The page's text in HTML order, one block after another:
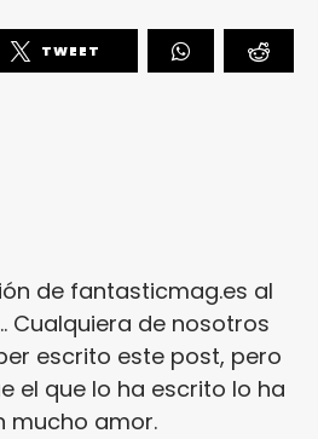
TWEET
de fantasticmag.es al
Cualquiera de nosotros
escrito este post, pero
el que lo ha escrito lo ha
mucho amor.